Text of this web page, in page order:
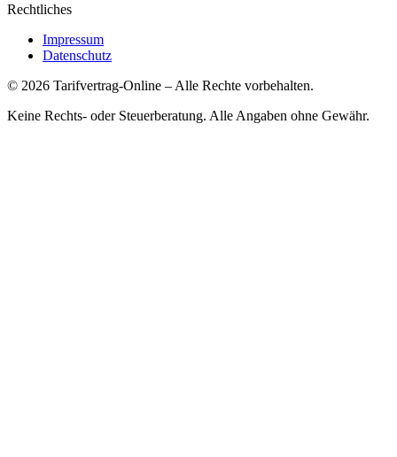
Rechtliches
Impressum
Datenschutz
© 2026 Tarifvertrag-Online – Alle Rechte vorbehalten.
Keine Rechts- oder Steuerberatung. Alle Angaben ohne Gewähr.